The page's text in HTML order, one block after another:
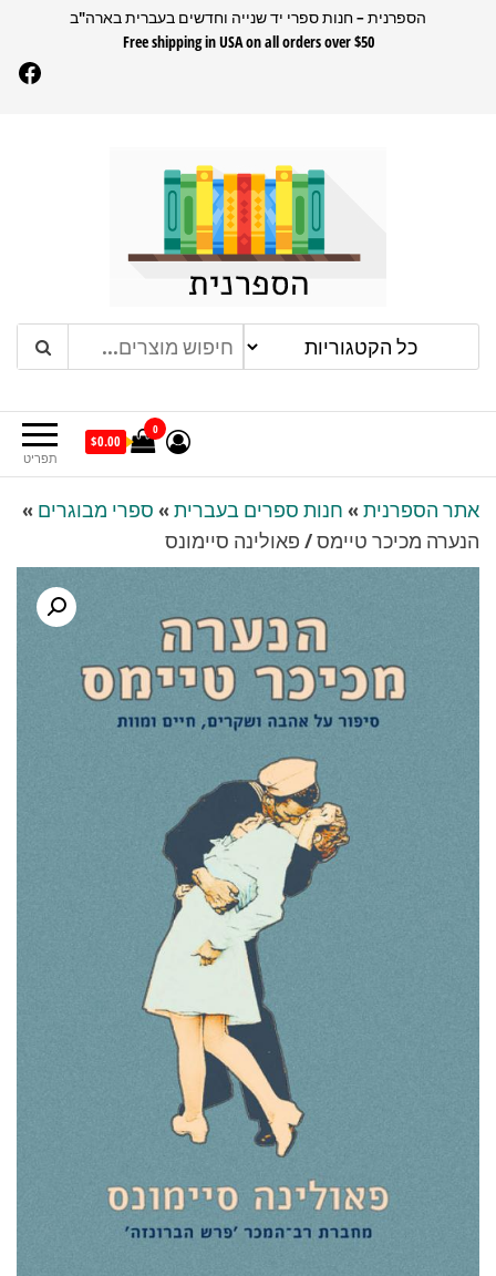
הספרנית – חנות ספרי יד שנייה וחדשים בעברית בארה"ב
Free shipping in USA on all orders over $50
הספרנית
תפריט
0
$0.00
אתר הספרנית » חנות ספרים בעברית » ספרי מבוגרים »
הנערה מכיכר טיימס / פאולינה סיימונס